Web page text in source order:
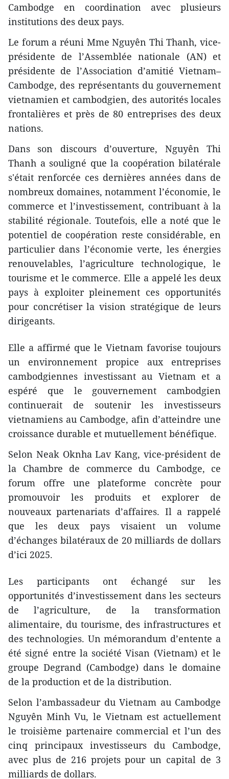
Cambodge en coordination avec plusieurs
institutions des deux pays.
Le forum a réuni Mme Nguyên Thi Thanh, vice-
présidente de l’Assemblée nationale (AN) et
présidente de l’Association d’amitié Vietnam–
Cambodge, des représentants du gouvernement
vietnamien et cambodgien, des autorités locales
frontalières et près de 80 entreprises des deux
nations.
Dans son discours d’ouverture, Nguyên Thi
Thanh a souligné que la coopération bilatérale
s'était renforcée ces dernières années dans de
nombreux domaines, notamment l’économie, le
commerce et l’investissement, contribuant à la
stabilité régionale. Toutefois, elle a noté que le
potentiel de coopération reste considérable, en
particulier dans l’économie verte, les énergies
renouvelables, l’agriculture technologique, le
tourisme et le commerce. Elle a appelé les deux
pays à exploiter pleinement ces opportunités
pour concrétiser la vision stratégique de leurs
dirigeants.
Elle a affirmé que le Vietnam favorise toujours
un environnement propice aux entreprises
cambodgiennes investissant au Vietnam et a
espéré que le gouvernement cambodgien
continuerait de soutenir les investisseurs
vietnamiens au Cambodge, afin d’atteindre une
croissance durable et mutuellement bénéfique.
Selon Neak Oknha Lav Kang, vice-président de
la Chambre de commerce du Cambodge, ce
forum offre une plateforme concrète pour
promouvoir les produits et explorer de
nouveaux partenariats d’affaires. Il a rappelé
que les deux pays visaient un volume
d’échanges bilatéraux de 20 milliards de dollars
d’ici 2025.
Les participants ont échangé sur les
opportunités d’investissement dans les secteurs
de l’agriculture, de la transformation
alimentaire, du tourisme, des infrastructures et
des technologies. Un mémorandum d’entente a
été signé entre la société Visan (Vietnam) et le
groupe Degrand (Cambodge) dans le domaine
de la production et de la distribution.
Selon l’ambassadeur du Vietnam au Cambodge
Nguyên Minh Vu, le Vietnam est actuellement
le troisième partenaire commercial et l’un des
cinq principaux investisseurs du Cambodge,
avec plus de 216 projets pour un capital de 3
milliards de dollars.